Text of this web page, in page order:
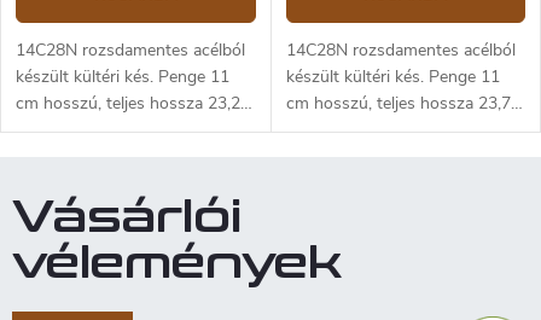
14C28N rozsdamentes acélból
készült kültéri kés. Penge 11
cm hosszú, teljes hossza 23,2
cm. Súly 150 g.
14C28N rozsdamentes acélból
készült kültéri kés. Penge 11
cm hosszú, teljes hossza 23,7
cm. Súly 190 g.
Vásárlói
vélemények